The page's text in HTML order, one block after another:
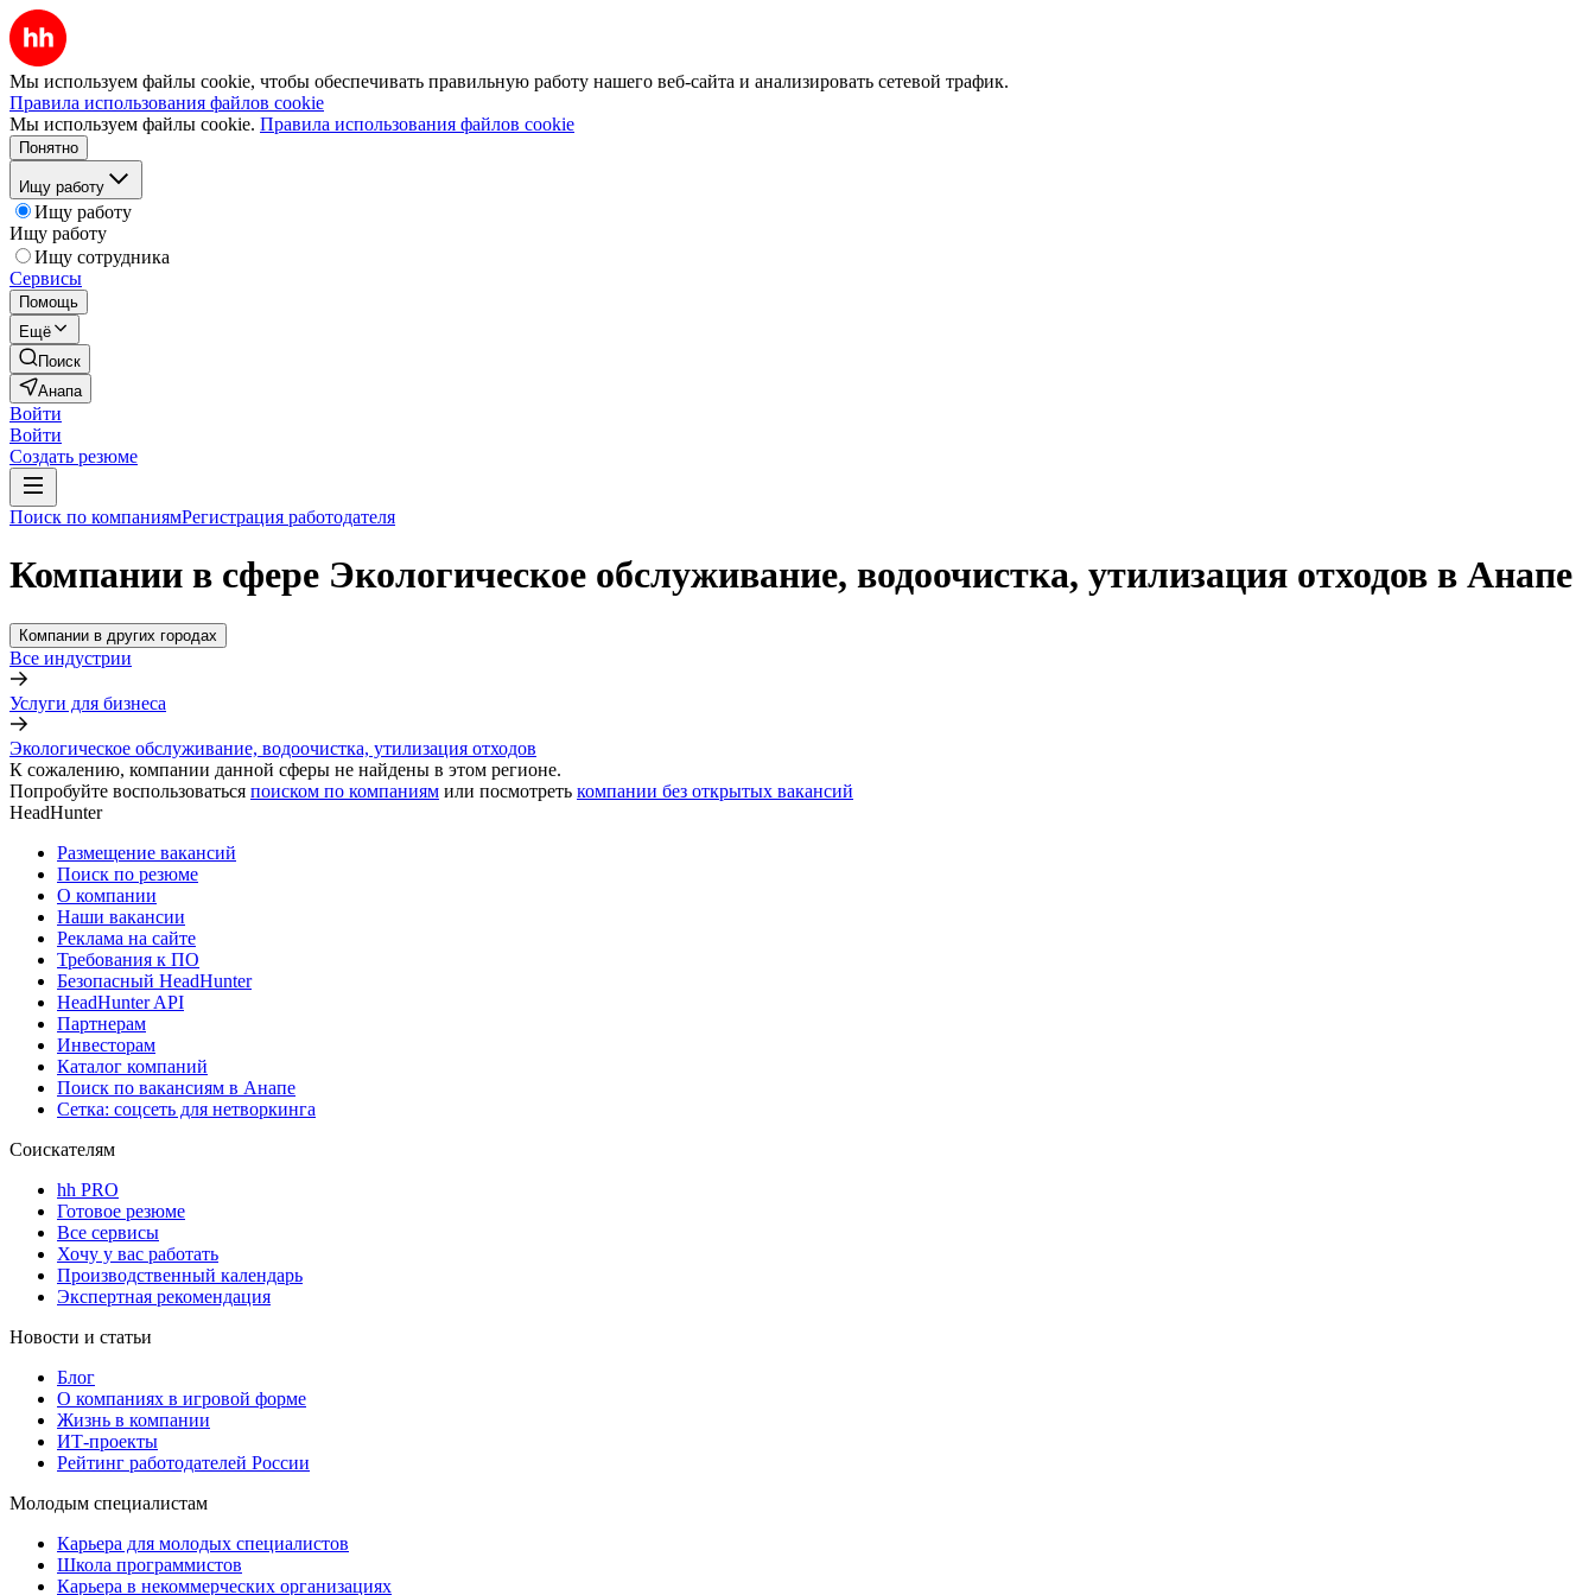
Мы используем файлы cookie, чтобы обеспечивать правильную работу нашего веб-сайта и анализировать сетевой трафик.
Правила использования файлов cookie
Мы используем файлы cookie. Правила использования файлов cookie
Понятно
Ищу работу
Ищу работу
Ищу работу
Ищу сотрудника
Сервисы
Помощь
Ещё
Поиск
Анапа
Войти
Войти
Создать резюме
Поиск по компаниямРегистрация работодателя
Компании в сфере Экологическое обслуживание, водоочистка, утилизация отходов в Анапе
Компании в других городах
Все индустрии
Услуги для бизнеса
Экологическое обслуживание, водоочистка, утилизация отходов
К сожалению, компании данной сферы не найдены в этом регионе.
Попробуйте воспользоваться поиском по компаниям или посмотреть компании без открытых вакансий
HeadHunter
Размещение вакансий
Поиск по резюме
О компании
Наши вакансии
Реклама на сайте
Требования к ПО
Безопасный HeadHunter
HeadHunter API
Партнерам
Инвесторам
Каталог компаний
Поиск по вакансиям в Анапе
Сетка: соцсеть для нетворкинга
Соискателям
hh PRO
Готовое резюме
Все сервисы
Хочу у вас работать
Производственный календарь
Экспертная рекомендация
Новости и статьи
Блог
О компаниях в игровой форме
Жизнь в компании
ИТ-проекты
Рейтинг работодателей России
Молодым специалистам
Карьера для молодых специалистов
Школа программистов
Карьера в некоммерческих организациях